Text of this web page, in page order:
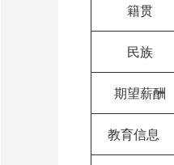
籍贯
民族
期望薪酬
教育信息